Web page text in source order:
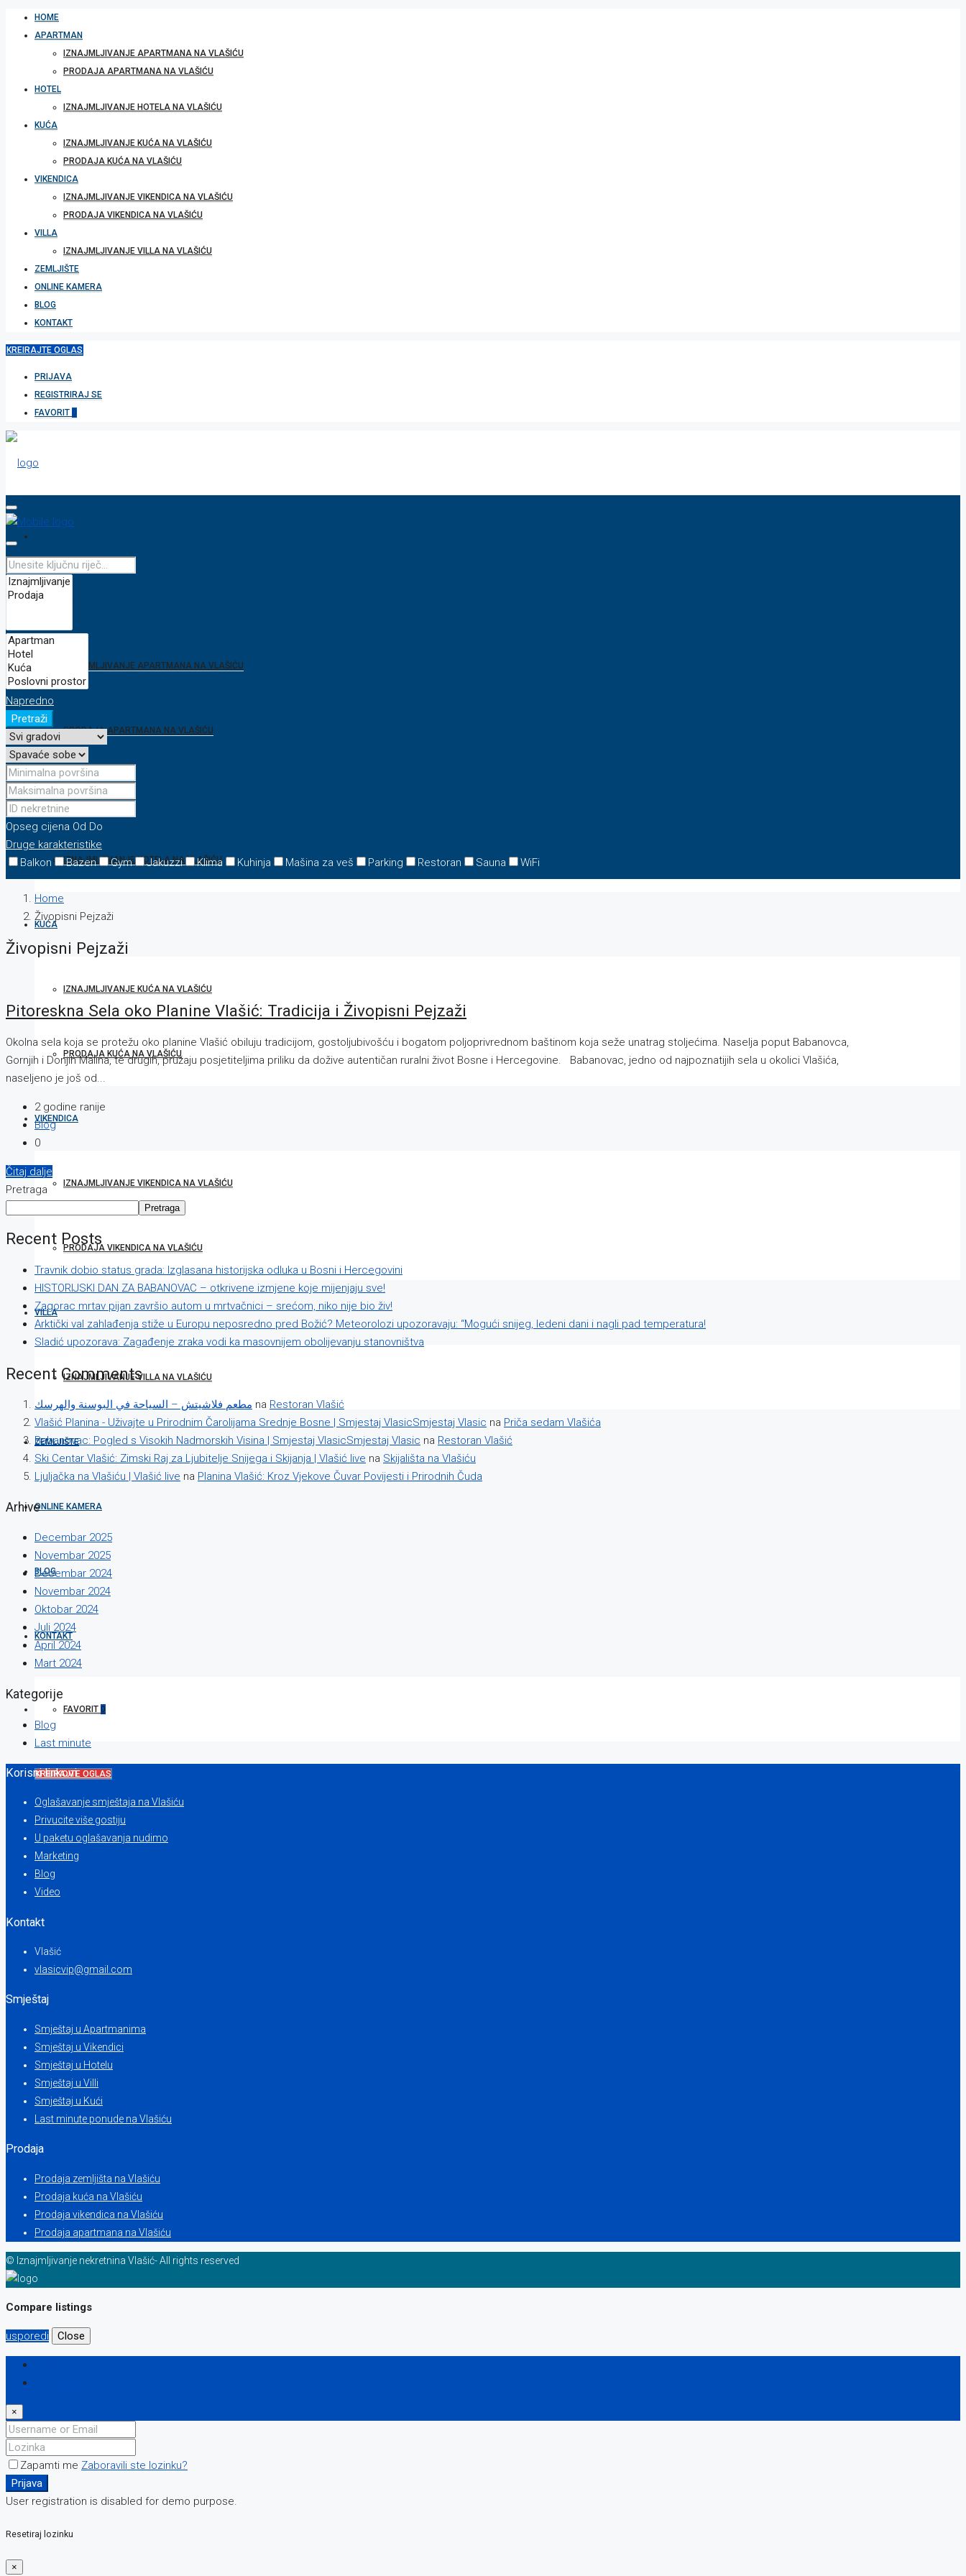
HOME
APARTMAN
IZNAJMLJIVANJE APARTMANA NA VLAŠIĆU
PRODAJA APARTMANA NA VLAŠIĆU
HOTEL
IZNAJMLJIVANJE HOTELA NA VLAŠIĆU
KUĆA
IZNAJMLJIVANJE KUĆA NA VLAŠIĆU
PRODAJA KUĆA NA VLAŠIĆU
VIKENDICA
IZNAJMLJIVANJE VIKENDICA NA VLAŠIĆU
PRODAJA VIKENDICA NA VLAŠIĆU
VILLA
IZNAJMLJIVANJE VILLA NA VLAŠIĆU
ZEMLJIŠTE
ONLINE KAMERA
BLOG
KONTAKT
KREIRAJTE OGLAS
PRIJAVA
REGISTRIRAJ SE
FAVORIT 0
APARTMAN
IZNAJMLJIVANJE APARTMANA NA VLAŠIĆU
PRODAJA APARTMANA NA VLAŠIĆU
HOTEL
IZNAJMLJIVANJE HOTELA NA VLAŠIĆU
KUĆA
IZNAJMLJIVANJE KUĆA NA VLAŠIĆU
PRODAJA KUĆA NA VLAŠIĆU
VIKENDICA
IZNAJMLJIVANJE VIKENDICA NA VLAŠIĆU
PRODAJA VIKENDICA NA VLAŠIĆU
VILLA
IZNAJMLJIVANJE VILLA NA VLAŠIĆU
ZEMLJIŠTE
ONLINE KAMERA
BLOG
KONTAKT
FAVORIT 0
KREIRAJTE OGLAS
Napredno
Pretraži
Opseg cijena Od Do
Druge karakteristike
Balkon
Bazen Gym Jakuzzi Klima Kuhinja Mašina za veš Parking Restoran Sauna WiFi
Home
Živopisni Pejzaži
Živopisni Pejzaži
Pitoreskna Sela oko Planine Vlašić: Tradicija i Živopisni Pejzaži
Okolna sela koja se protežu oko planine Vlašić obiluju tradicijom, gostoljubivošću i bogatom poljoprivrednom baštinom koja seže unatrag stoljećima. Naselja poput Babanovca,
Gornjih i Donjih Malina, te drugih, pružaju posjetiteljima priliku da dožive autentičan ruralni život Bosne i Hercegovine. Babanovac, jedno od najpoznatijih sela u okolici Vlašića,
naseljeno je još od...
2 godine ranije
Blog
0
Čitaj dalje
Pretraga
Pretraga
Recent Posts
Travnik dobio status grada: Izglasana historijska odluka u Bosni i Hercegovini
HISTORIJSKI DAN ZA BABANOVAC – otkrivene izmjene koje mijenjaju sve!
Zagorac mrtav pijan završio autom u mrtvačnici – srećom, niko nije bio živ!
Arktički val zahlađenja stiže u Europu neposredno pred Božić? Meteorolozi upozoravaju: “Mogući snijeg, ledeni dani i nagli pad temperatura!
Sladić upozorava: Zagađenje zraka vodi ka masovnijem obolijevanju stanovništva
Recent Comments
مطعم فلاشيتش – السياحة في البوسنة والهرسك na Restoran Vlašić
Vlašić Planina - Uživajte u Prirodnim Čarolijama Srednje Bosne | Smjestaj VlasicSmjestaj Vlasic na Priča sedam Vlašića
Babanovac: Pogled s Visokih Nadmorskih Visina | Smjestaj VlasicSmjestaj Vlasic na Restoran Vlašić
Ski Centar Vlašić: Zimski Raj za Ljubitelje Snijega i Skijanja | Vlašić live na Skijališta na Vlašiću
Ljuljačka na Vlašiću | Vlašić live na Planina Vlašić: Kroz Vjekove Čuvar Povijesti i Prirodnih Čuda
Arhive
Decembar 2025
Novembar 2025
Decembar 2024
Novembar 2024
Oktobar 2024
Juli 2024
April 2024
Mart 2024
Kategorije
Blog
Last minute
Korisni linkovi
Oglašavanje smještaja na Vlašiću
Privucite više gostiju
U paketu oglašavanja nudimo
Marketing
Blog
Video
Kontakt
Vlašić
vlasicvip@gmail.com
Smještaj
Smještaj u Apartmanima
Smještaj u Vikendici
Smještaj u Hotelu
Smještaj u Villi
Smještaj u Kući
Last minute ponude na Vlašiću
Prodaja
Prodaja zemljišta na Vlašiću
Prodaja kuća na Vlašiću
Prodaja vikendica na Vlašiću
Prodaja apartmana na Vlašiću
© Iznajmljivanje nekretnina Vlašić- All rights reserved
Compare listings
usporedi Close
×
Zapamti me Zaboravili ste lozinku?
Prijava
User registration is disabled for demo purpose.
Resetiraj lozinku
×